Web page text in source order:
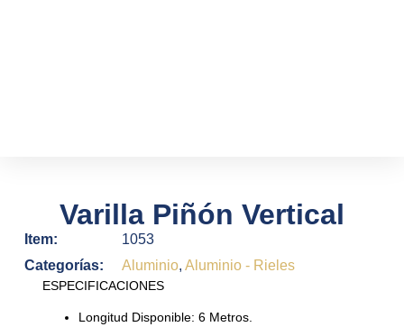
Varilla Piñón Vertical
Item:
1053
Categorías:
Aluminio, Aluminio - Rieles
ESPECIFICACIONES
Longitud Disponible: 6 Metros.